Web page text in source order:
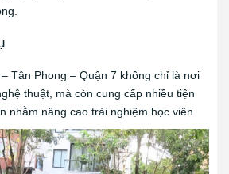
Tân Phong – Quận 7 không chỉ là nơi
thuật, mà còn cung cấp nhiều tiện
nhằm nâng cao trải nghiệm học viên